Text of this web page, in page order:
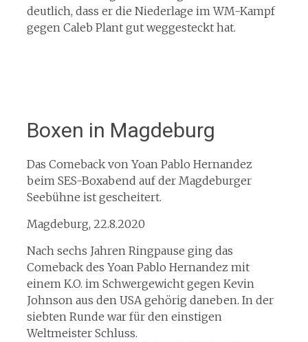
deutlich, dass er die Niederlage im WM-Kampf
gegen Caleb Plant gut weggesteckt hat.
Boxen in Magdeburg
Das Comeback von Yoan Pablo Hernandez
beim SES-Boxabend auf der Magdeburger
Seebühne ist gescheitert.
Magdeburg, 22.8.2020
Nach sechs Jahren Ringpause ging das
Comeback des Yoan Pablo Hernandez mit
einem K.O. im Schwergewicht gegen Kevin
Johnson aus den USA gehörig daneben. In der
siebten Runde war für den einstigen
Weltmeister Schluss.